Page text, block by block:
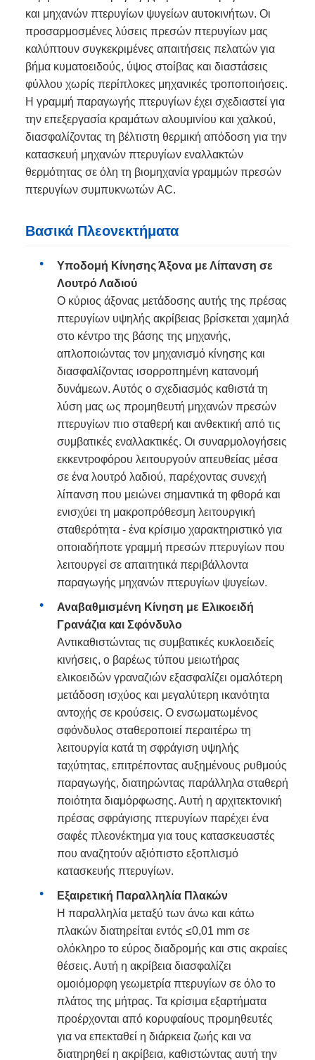
και μηχανών πτερυγίων ψυγείων αυτοκινήτων. Οι
προσαρμοσμένες λύσεις πρεσών πτερυγίων μας
καλύπτουν συγκεκριμένες απαιτήσεις πελατών για
βήμα κυματοειδούς, ύψος στοίβας και διαστάσεις
φύλλου χωρίς περίπλοκες μηχανικές τροποποιήσεις.
Η γραμμή παραγωγής πτερυγίων έχει σχεδιαστεί για
την επεξεργασία κραμάτων αλουμινίου και χαλκού,
διασφαλίζοντας τη βέλτιστη θερμική απόδοση για την
κατασκευή μηχανών πτερυγίων εναλλακτών
θερμότητας σε όλη τη βιομηχανία γραμμών πρεσών
πτερυγίων συμπυκνωτών AC.
Βασικά Πλεονεκτήματα
Υποδομή Κίνησης Άξονα με Λίπανση σε
Λουτρό Λαδιού
Ο κύριος άξονας μετάδοσης αυτής της πρέσας
πτερυγίων υψηλής ακρίβειας βρίσκεται χαμηλά
στο κέντρο της βάσης της μηχανής,
απλοποιώντας τον μηχανισμό κίνησης και
διασφαλίζοντας ισορροπημένη κατανομή
δυνάμεων. Αυτός ο σχεδιασμός καθιστά τη
λύση μας ως προμηθευτή μηχανών πρεσών
πτερυγίων πιο σταθερή και ανθεκτική από τις
συμβατικές εναλλακτικές. Οι συναρμολογήσεις
εκκεντροφόρου λειτουργούν απευθείας μέσα
σε ένα λουτρό λαδιού, παρέχοντας συνεχή
λίπανση που μειώνει σημαντικά τη φθορά και
ενισχύει τη μακροπρόθεσμη λειτουργική
σταθερότητα - ένα κρίσιμο χαρακτηριστικό για
οποιαδήποτε γραμμή πρεσών πτερυγίων που
λειτουργεί σε απαιτητικά περιβάλλοντα
παραγωγής μηχανών πτερυγίων ψυγείων.
Αναβαθμισμένη Κίνηση με Ελικοειδή
Γρανάζια και Σφόνδυλο
Αντικαθιστώντας τις συμβατικές κυκλοειδείς
κινήσεις, ο βαρέως τύπου μειωτήρας
ελικοειδών γραναζιών εξασφαλίζει ομαλότερη
μετάδοση ισχύος και μεγαλύτερη ικανότητα
αντοχής σε κρούσεις. Ο ενσωματωμένος
σφόνδυλος σταθεροποιεί περαιτέρω τη
λειτουργία κατά τη σφράγιση υψηλής
ταχύτητας, επιτρέποντας αυξημένους ρυθμούς
παραγωγής, διατηρώντας παράλληλα σταθερή
ποιότητα διαμόρφωσης. Αυτή η αρχιτεκτονική
πρέσας σφράγισης πτερυγίων παρέχει ένα
σαφές πλεονέκτημα για τους κατασκευαστές
που αναζητούν αξιόπιστο εξοπλισμό
κατασκευής πτερυγίων.
Εξαιρετική Παραλληλία Πλακών
Η παραλληλία μεταξύ των άνω και κάτω
πλακών διατηρείται εντός ≤0,01 mm σε
ολόκληρο το εύρος διαδρομής και στις ακραίες
θέσεις. Αυτή η ακρίβεια διασφαλίζει
ομοιόμορφη γεωμετρία πτερυγίων σε όλο το
πλάτος της μήτρας. Τα κρίσιμα εξαρτήματα
προέρχονται από κορυφαίους προμηθευτές
για να επεκταθεί η διάρκεια ζωής και να
διατηρηθεί η ακρίβεια, καθιστώντας αυτή την